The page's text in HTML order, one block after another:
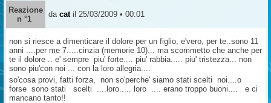
Reazione
n °1
da cat il 25/03/2009 • 00:01
non si riesce a dimenticare il dolore per un figlio, e'vero, per te..sono 11
anni ....per me 7.....cinzia (memorie 10)... ma scommetto che anche per
te il dolore .. e' sempre piu' forte.... piu' rabbia..... piu' tristezza... non
sono piu'con noi ... con la loro allegria....
so'cosa provi, fatti forza, non so'perche' siamo stati scelti noi....o
forse sono stati scelti ....loro..... loro .... erano troppo buoni.... e ci
mancano tanto!!